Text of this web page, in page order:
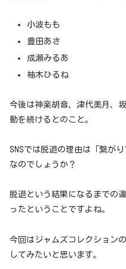
小波もも
豊田あさ
成瀬みるあ
柚木ひるね
今後は神楽胡音、津代美月、
動を続けるとのこと。
SNSでは脱退の理由は「繋が
なのでしょうか？
脱退という結果になるまでの
ったということですよね。
今回はジャムズコレクション
してみたいと思います。